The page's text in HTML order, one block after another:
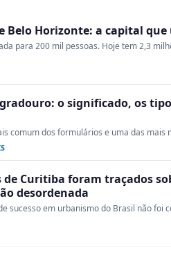
Belo Horizonte: a capital
para 200 mil pessoas. Hoje tem 2,3
o significado, os
comum dos formulários e uma das
de Curitiba foram traçados
desordenada
sucesso em urbanismo do Brasil não foi